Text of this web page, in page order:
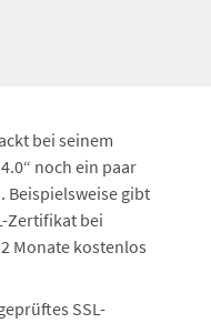
bei seinem
noch ein paar
Beispielsweise gibt
Zertifikat bei
Monate kostenlos
SSL-